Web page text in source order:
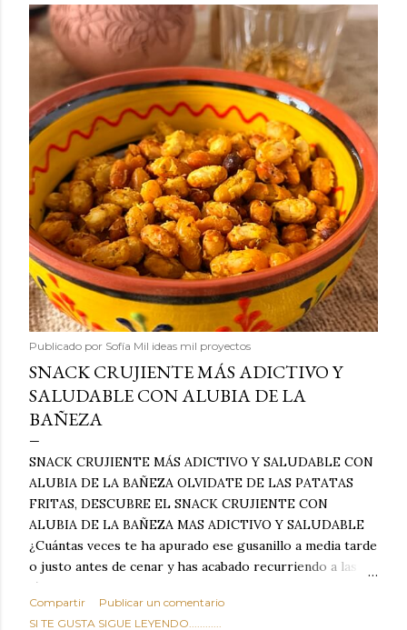
Publicado por Sofía Mil ideas mil proyectos
SNACK CRUJIENTE MÁS ADICTIVO Y
SALUDABLE CON ALUBIA DE LA
BAÑEZA
SNACK CRUJIENTE MÁS ADICTIVO Y SALUDABLE CON
ALUBIA DE LA BAÑEZA OLVIDATE DE LAS PATATAS
FRITAS, DESCUBRE EL SNACK CRUJIENTE CON
ALUBIA DE LA BAÑEZA MAS ADICTIVO Y SALUDABLE
¿Cuántas veces te ha apurado ese gusanillo a media tarde
o justo antes de cenar y has acabado recurriendo a las
típicas patatas de bolsa, frutos secos fritos o snacks
ultraprocesados llenos de grasas saturadas y sodio?
Compartir
Publicar un comentario
SI TE GUSTA SIGUE LEYENDO............